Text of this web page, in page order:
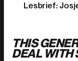
Lesbrief:
THIS
DEAL WITH